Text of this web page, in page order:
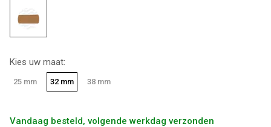
Kies uw maat:
25 mm 32 mm 38 mm
Vandaag besteld, volgende werkdag verzonden